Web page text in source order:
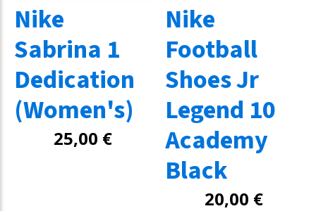
Nike
Sabrina 1
Dedication
(Women's)
25,00 €
Nike
Football
Shoes Jr
Legend 10
Academy
Black
20,00 €